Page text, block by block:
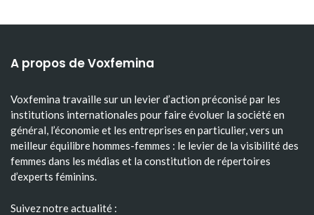
A propos de Voxfemina
Voxfemina travaille sur un levier d’action préconisé par les
institutions internationales pour faire évoluer la société en
général, l’économie et les entreprises en particulier, vers un
meilleur équilibre hommes-femmes : le levier de la visibilité des
femmes dans les médias et la constitution de répertoires
d’experts féminins.
Suivez notre actualité :